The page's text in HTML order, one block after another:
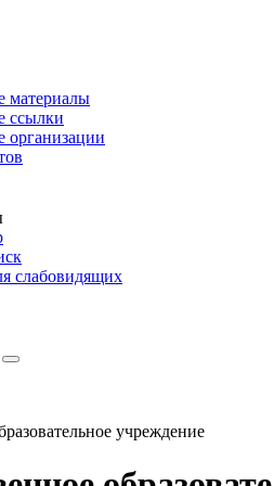
материалы
ссылки
организации
слабовидящих
учреждение